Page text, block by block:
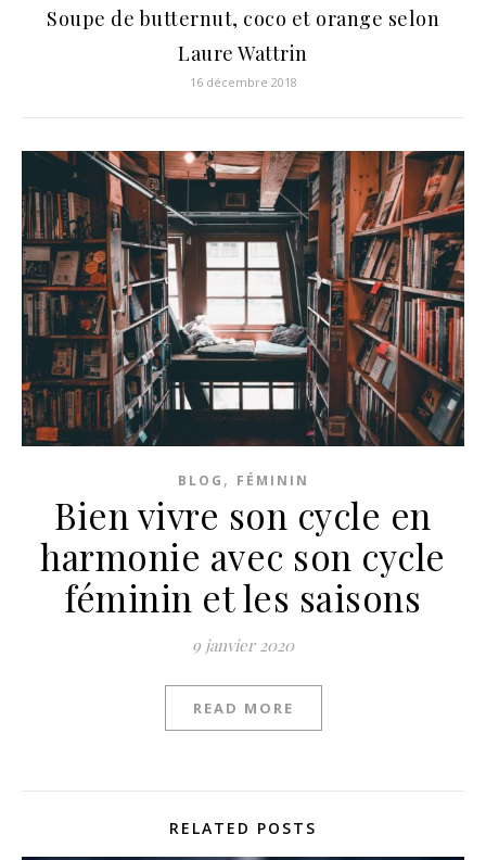
Soupe de butternut, coco et orange selon
Laure Wattrin
16 décembre 2018
BLOG , FÉMININ
Bien vivre son cycle en
harmonie avec son cycle
féminin et les saisons
9 janvier 2020
READ MORE
RELATED POSTS